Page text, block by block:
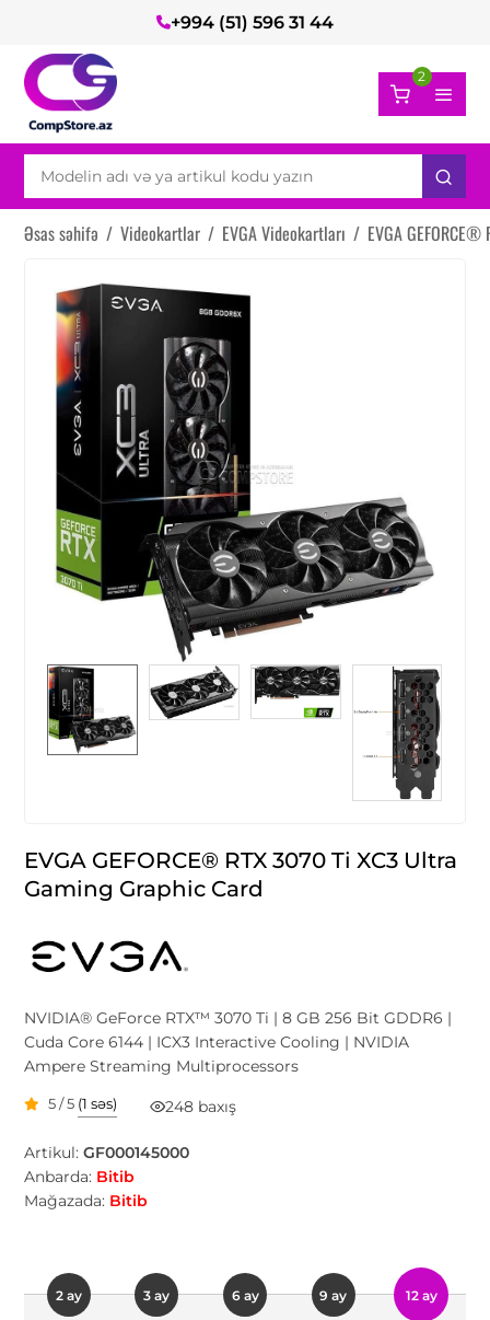
+994 (51) 596 31 44
2
Əsas səhifə / Videokartlar / EVGA Videokartları / EVGA
EVGA GEFORCE® RTX 3070 Ti XC3 Ultra
Gaming Graphic Card
NVIDIA® GeForce RTX™ 3070 Ti | 8 GB 256 Bit GDDR6 |
Cuda Core 6144 | ICX3 Interactive Cooling | NVIDIA
Ampere Streaming Multiprocessors
5 / 5 (1 səs) 248 baxış
Artikul:GF000145000
Anbarda: Bitib
Mağazada: Bitib
2 ay 3 ay 6 ay 9 ay 12 ay